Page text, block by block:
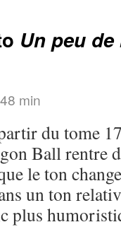
Un peu
min
du tome
Ball rentre
le ton
un ton
plus